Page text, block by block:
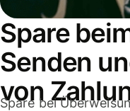
Spare
Senden
von
Spare bei